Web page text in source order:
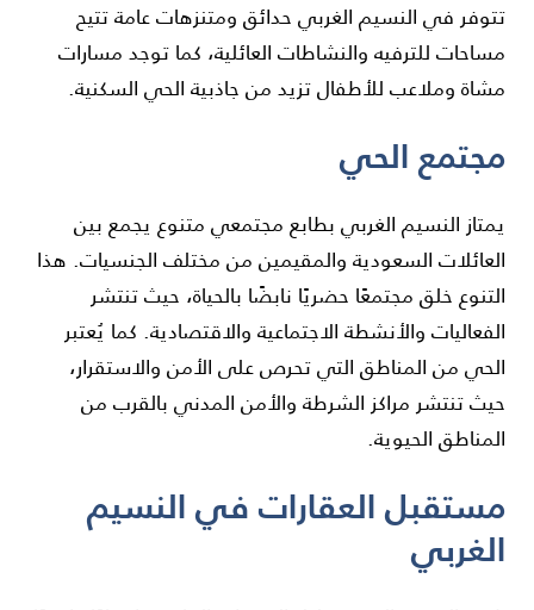
تتوفر في النسيم الغربي حدائق ومتنزهات عامة تتيح
مساحات للترفيه والنشاطات العائلية، كما توجد مسارات
مشاة وملاعب للأطفال تزيد من جاذبية الحي السكنية.
مجتمع الحي
يمتاز النسيم الغربي بطابع مجتمعي متنوع يجمع بين
العائلات السعودية والمقيمين من مختلف الجنسيات. هذا
التنوع خلق مجتمعًا حضريًا نابضًا بالحياة، حيث تنتشر
الفعاليات والأنشطة الاجتماعية والاقتصادية. كما يُعتبر
الحي من المناطق التي تحرص على الأمن والاستقرار،
حيث تنتشر مراكز الشرطة والأمن المدني بالقرب من
المناطق الحيوية.
مستقبل العقارات في النسيم
الغربي